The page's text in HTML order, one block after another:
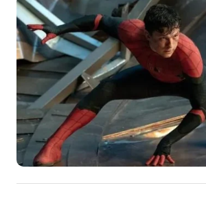
một thập kỷ gắn bó với vai Người